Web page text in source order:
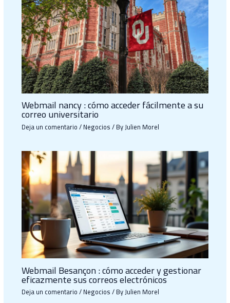
Webmail nancy : cómo acceder fácilmente a su
correo universitario
Deja un comentario/Negocios/ ByJulien Morel
Webmail Besançon : cómo acceder y gestionar
eficazmente sus correos electrónicos
Deja un comentario/Negocios/ ByJulien Morel